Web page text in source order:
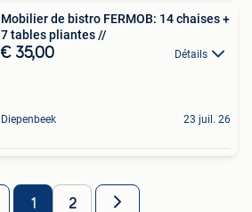
Mobilier de bistro FERMOB: 14 chaises +
7 tables pliantes //
€ 35,00 Détails
Diepenbeek 23 juil. 26
1 2